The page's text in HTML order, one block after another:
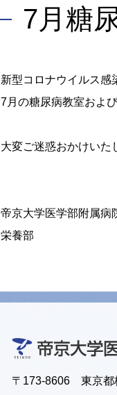
7月糖
新型コロナウイルス感
7月の糖尿病教室およ
大変ご迷惑おかけいた
帝京大学医学部附属病
栄養部
〒173-8606 東京